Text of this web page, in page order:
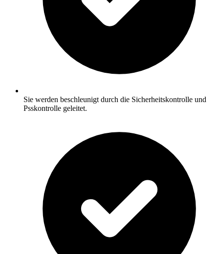
Sie werden beschleunigt durch die Sicherheitskontrolle und
Psskontrolle geleitet.